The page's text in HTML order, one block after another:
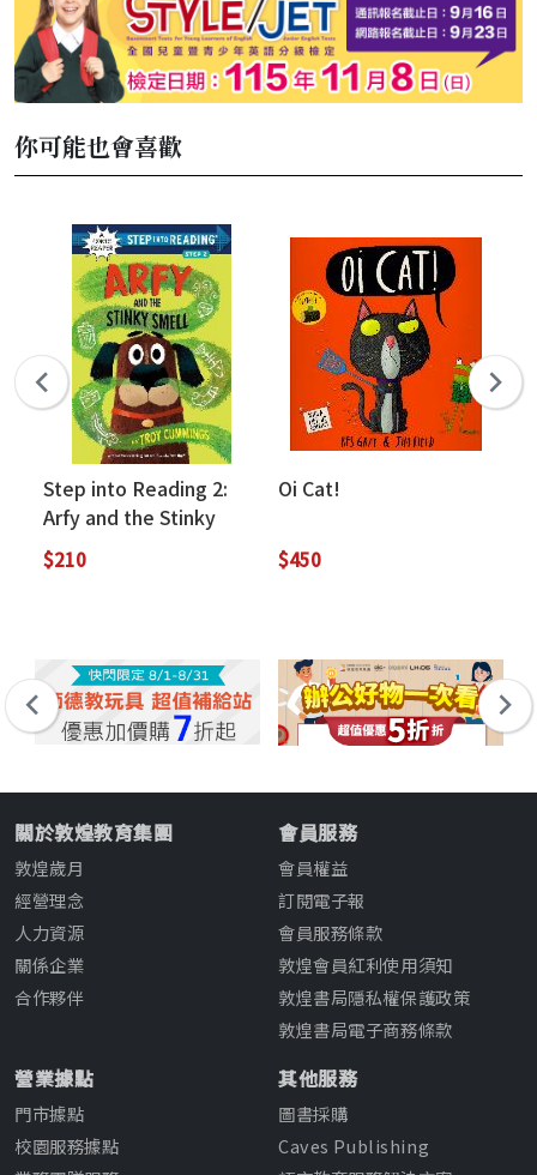
你可能也會喜歡
Step into Reading 2:
Arfy and the Stinky
Smell
$210
Oi Cat!
$450
關於敦煌教育集團
敦煌歲月
經營理念
人力資源
關係企業
合作夥伴
會員服務
會員權益
訂閱電子報
會員服務條款
敦煌會員紅利使用須知
敦煌書局隱私權保護政策
敦煌書局電子商務條款
營業據點
門市據點
校園服務據點
其他服務
圖書採購
Caves Publishing